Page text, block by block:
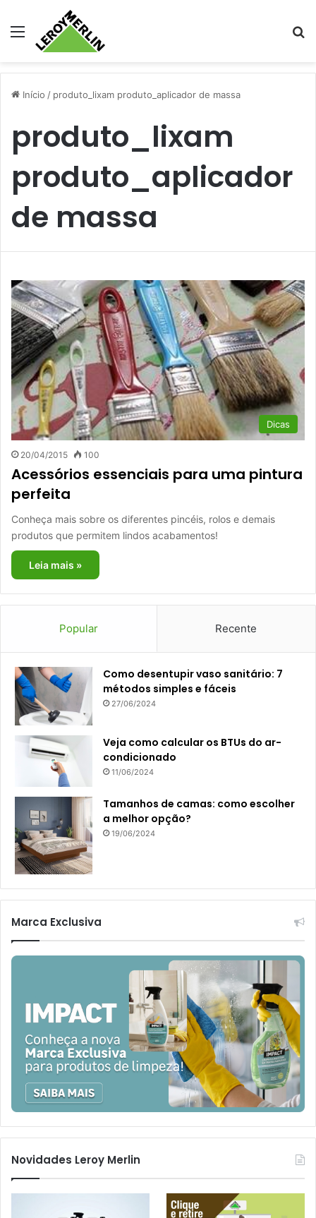
Menu
Início / produto_lixam produto_aplicador de massa
produto_lixam
produto_aplicador
de massa
Dicas
20/04/2015 100
Acessórios essenciais para uma pintura
perfeita
Conheça mais sobre os diferentes pincéis, rolos e demais
produtos que permitem lindos acabamentos!
Leia mais »
Popular Recente
Como desentupir vaso sanitário: 7
métodos simples e fáceis
27/06/2024
Veja como calcular os BTUs do ar-
condicionado
11/06/2024
Tamanhos de camas: como escolher
a melhor opção?
19/06/2024
Marca Exclusiva
Novidades Leroy Merlin